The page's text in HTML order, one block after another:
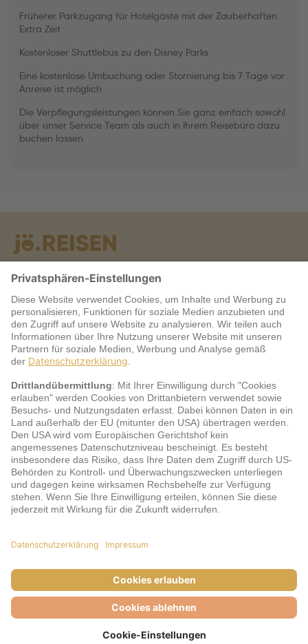
Früherer Parkzugang für Hotelgäste mit der Zauberhaften
Extra Zeit
Kostenloser Shuttlebus zu den Disney Parks
Eine kostenlose Umbuchung oder Stornierung bis 7 Tage vor
Anreise ist möglich
Die Verpflegungsleistungen können Sie ganz einfach sowohl
über unser Service Team als auch in Ihrem Reisebüro dazu
buchen lassen
Warum jö?
Service
jö Bonus Club Partner
Zahlungsarten & Sicherheit
AGB
Datenschutz